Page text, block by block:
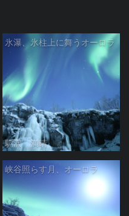
氷瀑、氷柱上に舞うオーロラ
駒沢 満晴
峡谷照らす月、オーロラ